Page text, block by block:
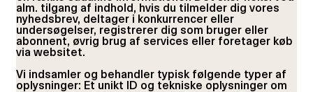
alm. tilgang af indhold, hvis du tilmelder dig vores
nyhedsbrev, deltager i konkurrencer eller
undersøgelser, registrerer dig som bruger eller
abonnent, øvrig brug af services eller foretager køb
via websitet.
Vi indsamler og behandler typisk følgende typer af
oplysninger: Et unikt ID og tekniske oplysninger om